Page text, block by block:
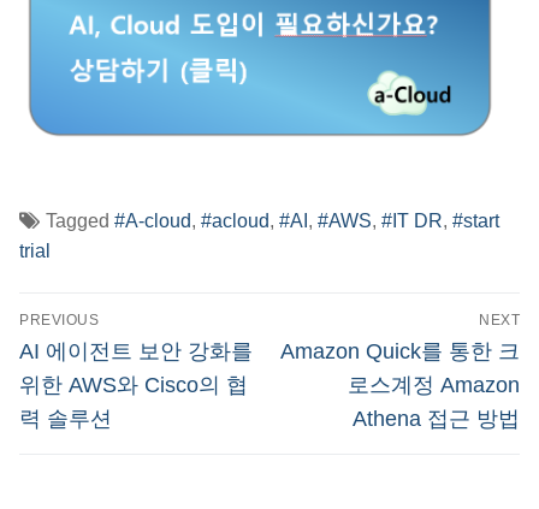
Tagged #A-cloud, #acloud, #AI , #AWS, #IT DR, #start
trial
글
탐
색
PREVIOUS
Previous
post:
AI 에이전트 보안 강화를
위한 AWS와 Cisco의 협
력 솔루션
NEXT
Next
Amazon Quick를 통한 크
로스계정 Amazon
Athena 접근 방법